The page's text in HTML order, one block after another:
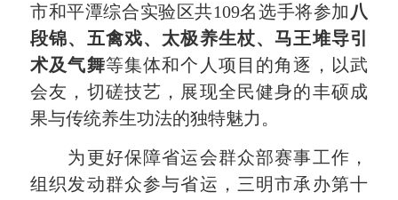
市和平潭综合实验区共109名选手将参加 八
段锦、五禽戏、太极养生杖、马王堆导引
术及气舞等集体和个人项目的角逐，以武
会友，切磋技艺，展现全民健身的丰硕成
果与传统养生功法的独特魅力。
为更好保障省运会群众部赛事工作，
组织发动群众参与省运，三明市承办第十